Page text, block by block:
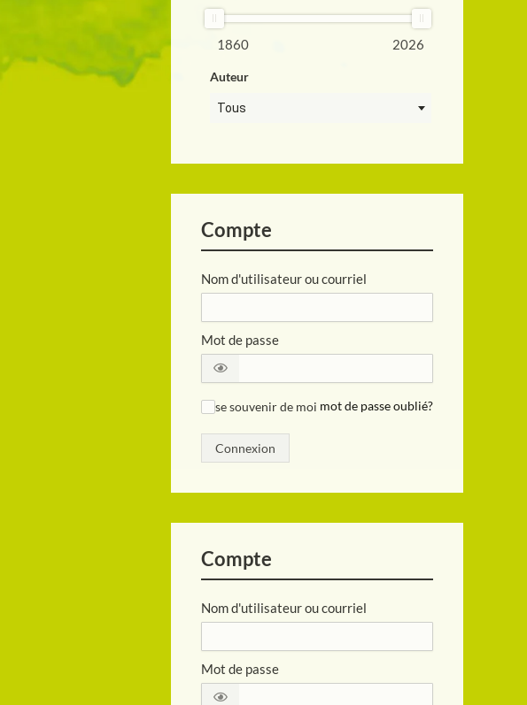
1860 2026
Auteur
Tous
Compte
Nom d'utilisateur ou courriel
Mot de passe
se souvenir de moi mot de passe oublié?
Connexion
Compte
Nom d'utilisateur ou courriel
Mot de passe